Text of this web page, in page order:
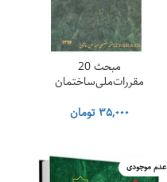
مبحث 20
مقررات‌ملی‌ساختمان
۳۵,۰۰۰تومان
عدم موجودی